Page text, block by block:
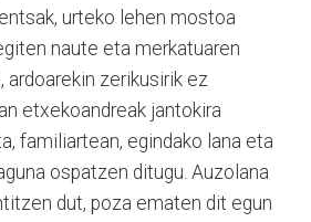
urteko lehen mostoa
naute eta merkatuaren
ardoarekin zerikusirik ez
etxekoandreak jantokira
familiartean, egindako lana eta
ospatzen ditugu. Auzolana
dut, poza ematen dit egun